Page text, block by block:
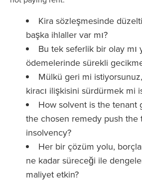
Kira sözleşmesinde
başka ihlaller var mı?
Bu tek seferlik bir olay mı
ödemelerinde sürekli
Mülkü geri mi
kiracı ilişkisini sürdürmek mi
How solvent is the tenant
the chosen remedy push the
insolvency?
Her bir çözüm yolu,
ne kadar süreceği ile
maliyet etkin?